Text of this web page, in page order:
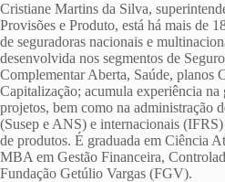
Cristiane Martins da Silva,
Provisões e Produto, está há mais de
de seguradoras nacionais e
desenvolvida nos segmentos de
Complementar Aberta, Saúde, planos
Capitalização; acumula experiência na
projetos, bem como na administração
(Susep e ANS) e internacionais
de produtos. É graduada em Ciência
MBA em Gestão Financeira,
Fundação Getúlio Vargas (FGV).